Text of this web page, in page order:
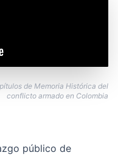
de Memoria Histórica del
conflicto armado en Colombia
público de